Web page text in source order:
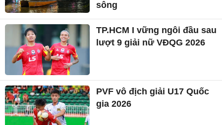
sông
TP.HCM I vững ngôi đầu sau
lượt 9 giải nữ VĐQG 2026
PVF vô địch giải U17 Quốc
gia 2026